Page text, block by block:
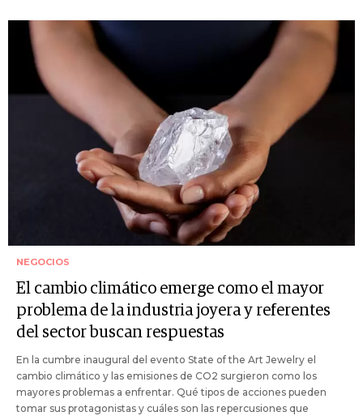
NEGOCIOS
El cambio climático emerge como el mayor
problema de la industria joyera y referentes
del sector buscan respuestas
En la cumbre inaugural del evento State of the Art Jewelry el
cambio climático y las emisiones de CO2 surgieron como los
mayores problemas a enfrentar. Qué tipos de acciones pueden
tomar sus protagonistas y cuáles son las repercusiones que